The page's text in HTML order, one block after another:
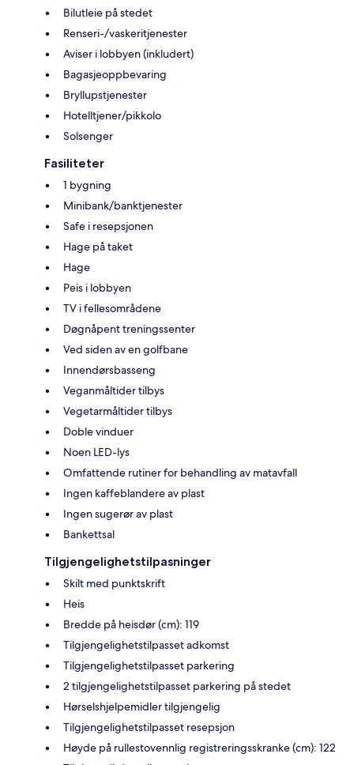
Bilutleie på stedet
Renseri-/vaskeritjenester
Aviser i lobbyen (inkludert)
Bagasjeoppbevaring
Bryllupstjenester
Hotelltjener/pikkolo
Solsenger
Fasiliteter
1 bygning
Minibank/banktjenester
Safe i resepsjonen
Hage på taket
Hage
Peis i lobbyen
TV i fellesområdene
Døgnåpent treningssenter
Ved siden av en golfbane
Innendørsbasseng
Veganmåltider tilbys
Vegetarmåltider tilbys
Doble vinduer
Noen LED-lys
Omfattende rutiner for behandling av matavfall
Ingen kaffeblandere av plast
Ingen sugerør av plast
Bankettsal
Tilgjengelighetstilpasninger
Skilt med punktskrift
Heis
Bredde på heisdør (cm): 119
Tilgjengelighetstilpasset adkomst
Tilgjengelighetstilpasset parkering
2 tilgjengelighetstilpasset parkering på stedet
Hørselshjelpemidler tilgjengelig
Tilgjengelighetstilpasset resepsjon
Høyde på rullestovennlig registreringsskranke (cm): 122